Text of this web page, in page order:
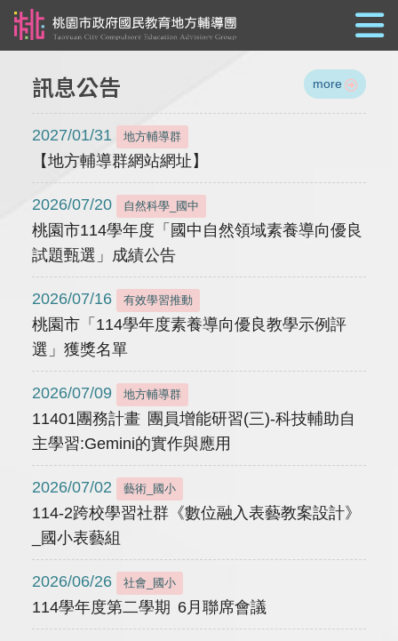
訊息公告 more
2027/01/31 地方輔導群
【地方輔導群網站網址】
2026/07/20 自然科學_國中
桃園市114學年度「國中自然領域素養導向優良
試題甄選」成績公告
2026/07/16 有效學習推動
桃園市「114學年度素養導向優良教學示例評
選」獲獎名單
2026/07/09 地方輔導群
11401團務計畫 團員增能研習(三)-科技輔助自
主學習:Gemini的實作與應用
2026/07/02 藝術_國小
114-2跨校學習社群《數位融入表藝教案設計》
_國小表藝組
2026/06/26 社會_國小
114學年度第二學期 6月聯席會議